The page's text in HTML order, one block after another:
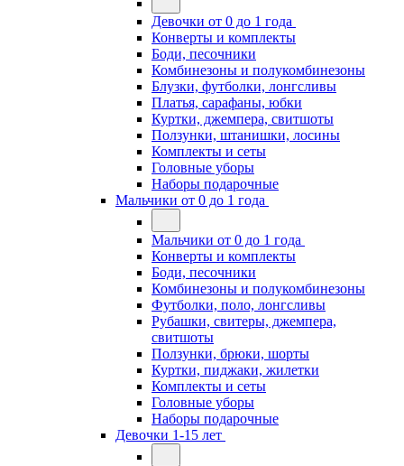
Девочки от 0 до 1 года
Конверты и комплекты
Боди, песочники
Комбинезоны и полукомбинезоны
Блузки, футболки, лонгсливы
Платья, сарафаны, юбки
Куртки, джемпера, свитшоты
Ползунки, штанишки, лосины
Комплекты и сеты
Головные уборы
Наборы подарочные
Мальчики от 0 до 1 года
Мальчики от 0 до 1 года
Конверты и комплекты
Боди, песочники
Комбинезоны и полукомбинезоны
Футболки, поло, лонгсливы
Рубашки, свитеры, джемпера,
свитшоты
Ползунки, брюки, шорты
Куртки, пиджаки, жилетки
Комплекты и сеты
Головные уборы
Наборы подарочные
Девочки 1-15 лет